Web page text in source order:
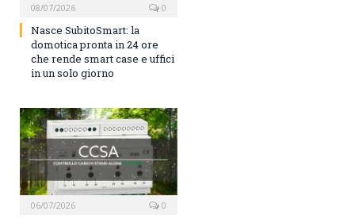
08/07/2026 0
Nasce SubitoSmart: la
domotica pronta in 24 ore
che rende smart case e uffici
in un solo giorno
06/07/2026 0